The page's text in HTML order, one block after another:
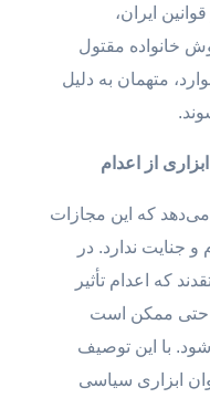
ایران،
خانواده مقتول
متهمان به دلیل
از اعدام
می‌دهد که این مجازات
جنایت ندارد. در
که اعدام تأثیر
و حتی ممکن است
با این توصیف
ابزاری سیاسی